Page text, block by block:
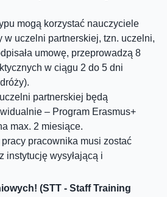
mogą korzystać nauczyciele
w uczelni partnerskiej, tzn. uczelni,
umowę, przeprowadzą 8
w ciągu 2 do 5 dni
partnerskiej będą
– Program Erasmus+
max. 2 miesiące.
pracownika musi zostać
instytucję wysyłającą i
! (STT - Staff Training